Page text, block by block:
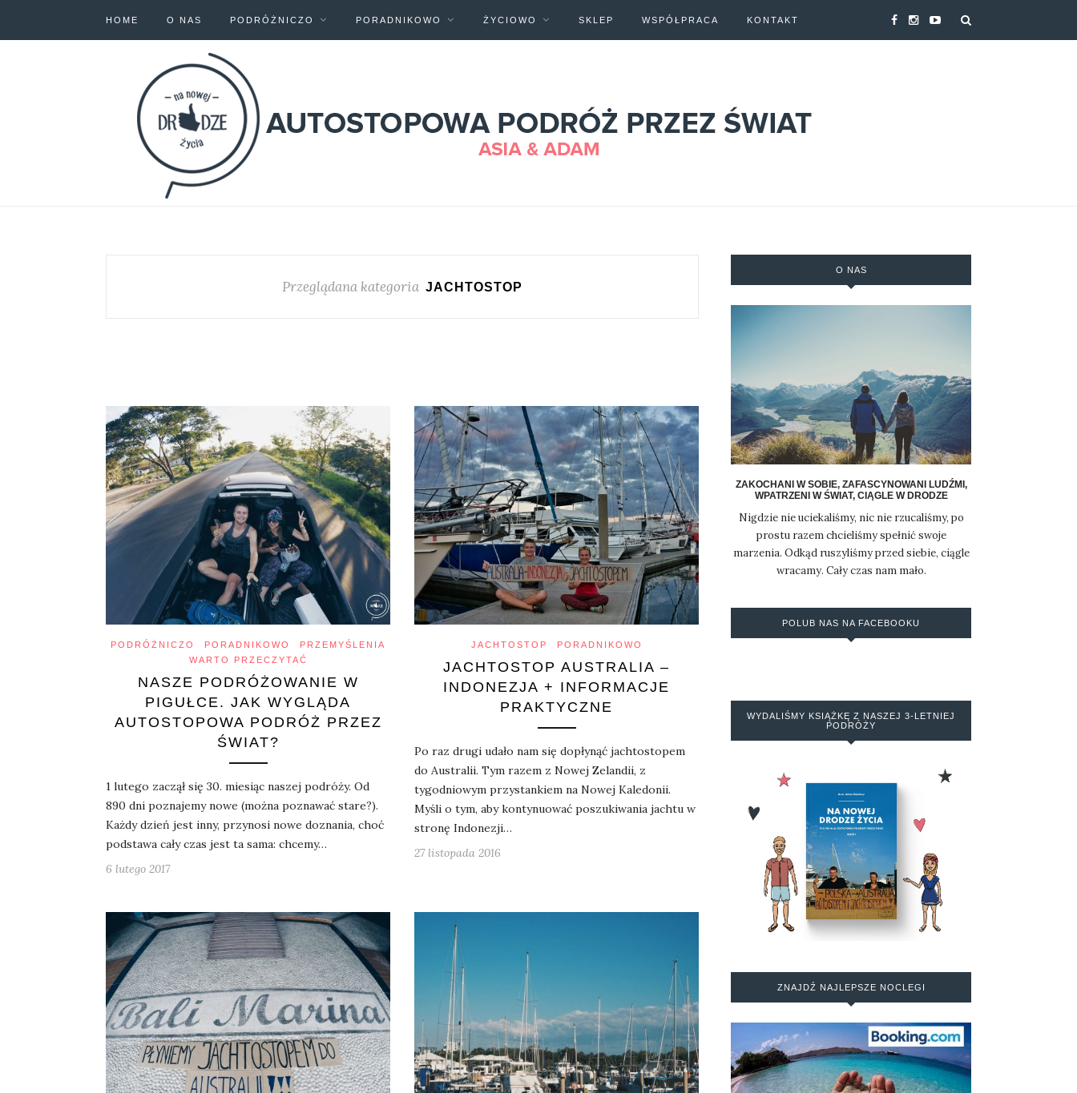
HOME O NAS PODRÓŻNICZO PORADNIKOWO ŻYCIOWO SKLEP WSPÓŁPRACA KONTAKT
Przeglądana kategoria JACHTOSTOP
PODRÓŻNICZO PORADNIKOWO
PRZEMYŚLENIA
WARTO PRZECZYTAĆ
NASZE PODRÓŻOWANIE W
PIGUŁCE. JAK WYGLĄDA
AUTOSTOPOWA PODRÓŻ PRZEZ
ŚWIAT?
1 lutego zaczął się 30. miesiąc naszej podróży. Od
890 dni poznajemy nowe (można poznawać stare?).
Każdy dzień jest inny, przynosi nowe doznania, choć
podstawa cały czas jest ta sama: chcemy…
6 lutego 2017
JACHTOSTOP PORADNIKOWO
JACHTOSTOP AUSTRALIA –
INDONEZJA + INFORMACJE
PRAKTYCZNE
Po raz drugi udało nam się dopłynąć jachtostopem
do Australii. Tym razem z Nowej Zelandii, z
tygodniowym przystankiem na Nowej Kaledonii.
Myśli o tym, aby kontynuować poszukiwania jachtu w
stronę Indonezji…
27 listopada 2016
O NAS
ZAKOCHANI W SOBIE, ZAFASCYNOWANI LUDŹMI,
WPATRZENI W ŚWIAT, CIĄGLE W DRODZE
Nigdzie nie uciekaliśmy, nic nie rzucaliśmy, po
prostu razem chcieliśmy spełnić swoje
marzenia. Odkąd ruszyliśmy przed siebie, ciągle
wracamy. Cały czas nam mało.
POLUB NAS NA FACEBOOKU
WYDALIŚMY KSIĄŻKĘ Z NASZEJ 3-LETNIEJ
PODRÓŻY
ZNAJDŹ NAJLEPSZE NOCLEGI